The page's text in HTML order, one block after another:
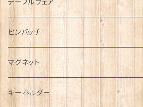
ハンチング帽
キャスケット
ディアストーカー
マフラー
タータン【Bronte by Moon】
タータン【Glencroft】
サッシュ
スカーフ
ペンダント
チャーム
その他のアクセサリー
ラブスプーン
ラブスプーン【SION LLEWELLYN】
ラブスプーン【PAUL CURTIS】
ファブリック
テーブルウェア
ティータオル
ペーパーナプキン
ティーコジー
ピンバッチ
ジェネラルデザイン
乗り物
ミリタリー
マグネット
キーホルダー